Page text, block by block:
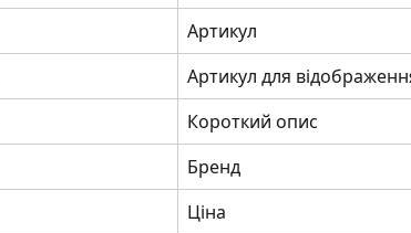
Артикул
Артикул для
Короткий опис
Бренд
Ціна